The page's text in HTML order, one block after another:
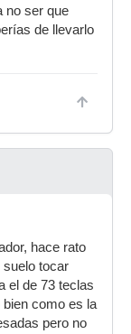
no ser que
de llevarlo
hace rato
suelo tocar
el de 73 teclas
bien como es la
pero no